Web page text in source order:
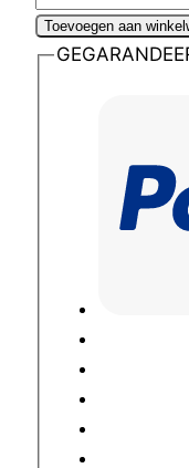
Toevoegen aan